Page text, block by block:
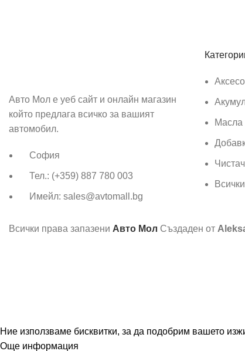
Авто Мол е уеб сайт и онлайн магазин
който предлага всичко за вашият
автомобил.
София
Тел.: (+359) 887 780 003
Имейл: sales@avtomall.bg
Масла
Всички
Всички права запазени Авто Мол Създаден от
Ние използваме бисквитки, за да подобрим вашето
Още информация